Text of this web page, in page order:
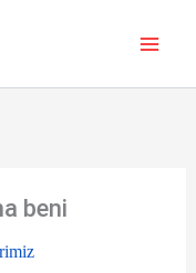
beni